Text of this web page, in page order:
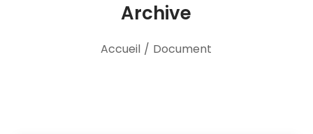
Archive
Accueil / Document